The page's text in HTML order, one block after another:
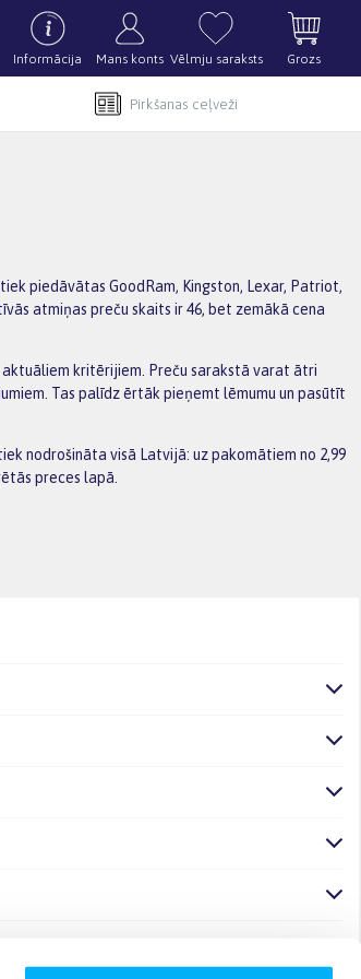
Informācija Mans konts Vēlmju saraksts Grozs
Pirkšanas ceļveži
piedāvātas GoodRam, Kingston, Lexar, Patriot,
atmiņas preču skaits ir 46, bet zemākā cena
kritērijiem. Preču sarakstā varat ātri
Tas palīdz ērtāk pieņemt lēmumu un pasūtīt
nodrošināta visā Latvijā: uz pakomātiem no 2,99
preces lapā.